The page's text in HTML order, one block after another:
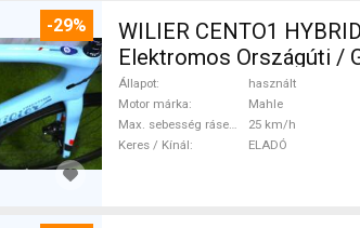
-29%
WILIER CENTO1
Elektromos Országúti /
Állapot
használt
Motor márka
Mahle
Max. sebesség rásegítéssel
25 km/h
Keres / Kínál
ELADÓ